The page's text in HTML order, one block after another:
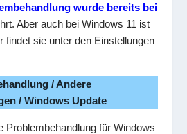
wurde bereits bei
Aber auch bei Windows 11 ist
findet sie unter den Einstellungen
/ Andere
/ Windows Update
Problembehandlung für Windows